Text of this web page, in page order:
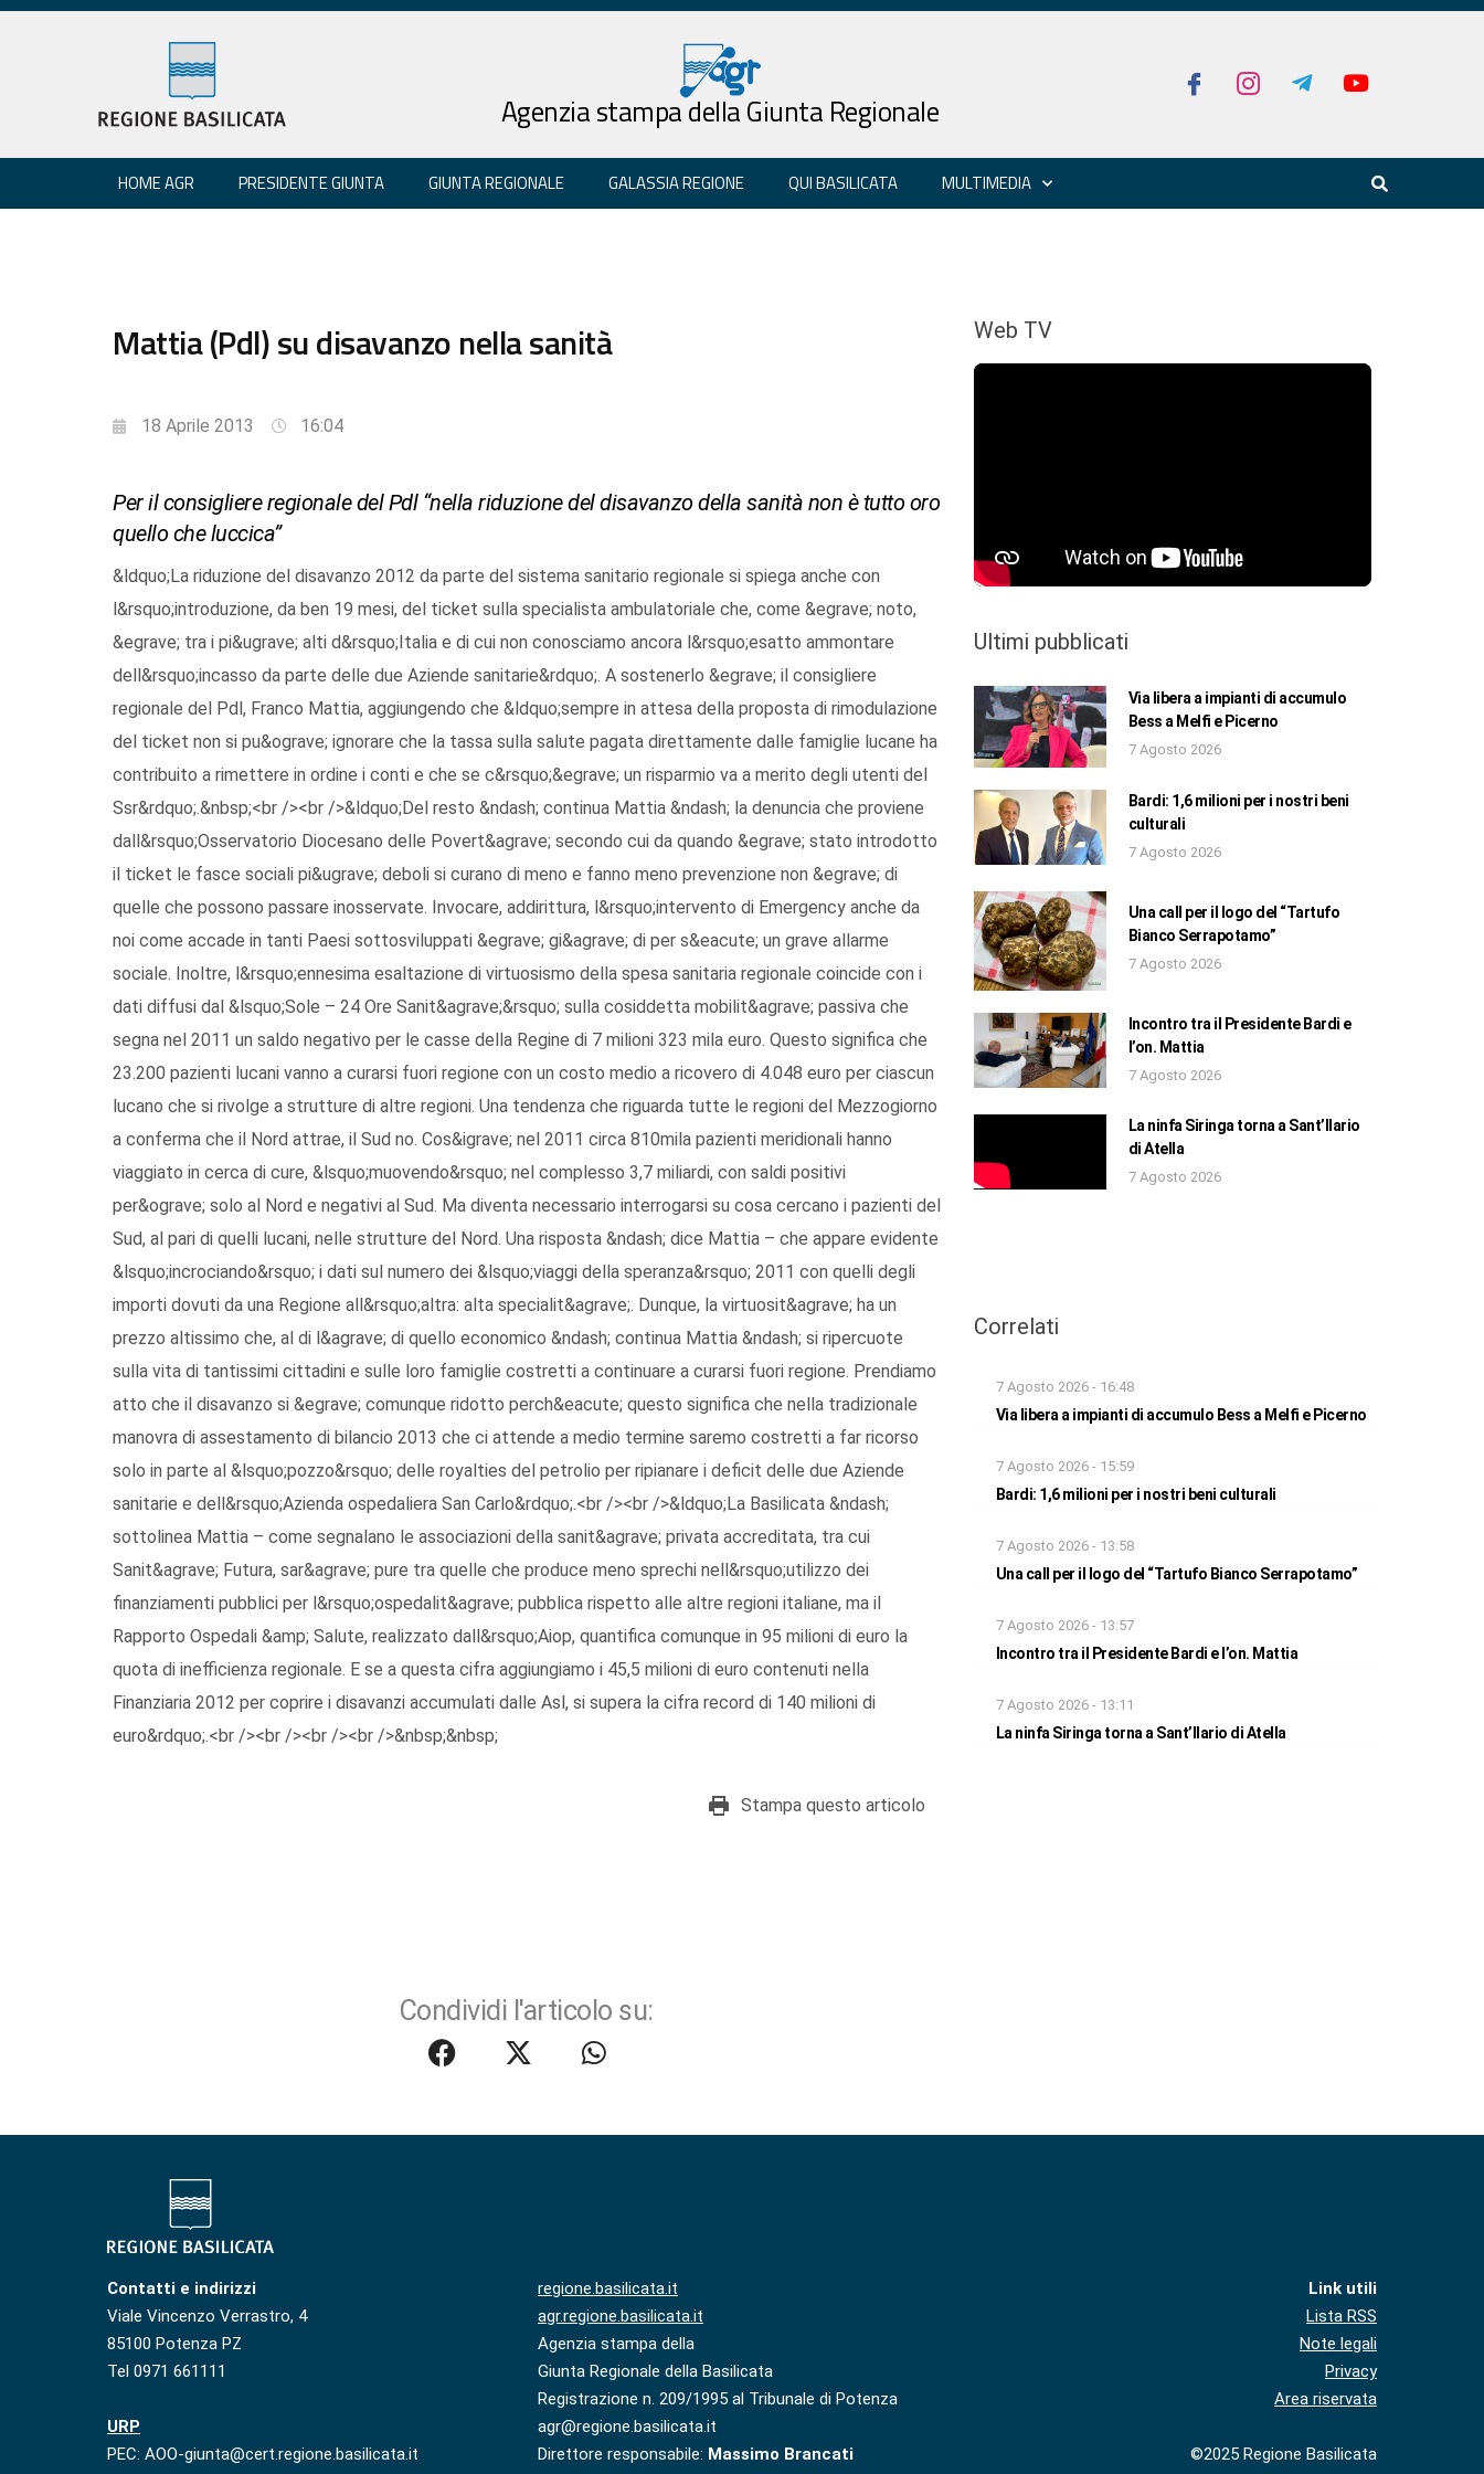
Agenzia stampa della Giunta Regionale
HOME AGR PRESIDENTE GIUNTA GIUNTA REGIONALE GALASSIA REGIONE QUI BASILICATA MULTIMEDIA
Mattia (Pdl) su disavanzo nella sanità
18 Aprile 2013 16:04
Per il consigliere regionale del Pdl “nella riduzione del disavanzo della sanità non è tutto oro
quello che luccica”
&ldquo;La riduzione del disavanzo 2012 da parte del sistema sanitario regionale si spiega anche con
l&rsquo;introduzione, da ben 19 mesi, del ticket sulla specialista ambulatoriale che, come &egrave; noto,
&egrave; tra i pi&ugrave; alti d&rsquo;Italia e di cui non conosciamo ancora l&rsquo;esatto ammontare
dell&rsquo;incasso da parte delle due Aziende sanitarie&rdquo;. A sostenerlo &egrave; il consigliere
regionale del Pdl, Franco Mattia, aggiungendo che &ldquo;sempre in attesa della proposta di rimodulazione
del ticket non si pu&ograve; ignorare che la tassa sulla salute pagata direttamente dalle famiglie lucane ha
contribuito a rimettere in ordine i conti e che se c&rsquo;&egrave; un risparmio va a merito degli utenti del
Ssr&rdquo;.&nbsp;<br /><br />&ldquo;Del resto &ndash; continua Mattia &ndash; la denuncia che proviene
dall&rsquo;Osservatorio Diocesano delle Povert&agrave; secondo cui da quando &egrave; stato introdotto
il ticket le fasce sociali pi&ugrave; deboli si curano di meno e fanno meno prevenzione non &egrave; di
quelle che possono passare inosservate. Invocare, addirittura, l&rsquo;intervento di Emergency anche da
noi come accade in tanti Paesi sottosviluppati &egrave; gi&agrave; di per s&eacute; un grave allarme
sociale. Inoltre, l&rsquo;ennesima esaltazione di virtuosismo della spesa sanitaria regionale coincide con i
dati diffusi dal &lsquo;Sole – 24 Ore Sanit&agrave;&rsquo; sulla cosiddetta mobilit&agrave; passiva che
segna nel 2011 un saldo negativo per le casse della Regine di 7 milioni 323 mila euro. Questo significa che
23.200 pazienti lucani vanno a curarsi fuori regione con un costo medio a ricovero di 4.048 euro per ciascun
lucano che si rivolge a strutture di altre regioni. Una tendenza che riguarda tutte le regioni del Mezzogiorno
a conferma che il Nord attrae, il Sud no. Cos&igrave; nel 2011 circa 810mila pazienti meridionali hanno
viaggiato in cerca di cure, &lsquo;muovendo&rsquo; nel complesso 3,7 miliardi, con saldi positivi
per&ograve; solo al Nord e negativi al Sud. Ma diventa necessario interrogarsi su cosa cercano i pazienti del
Sud, al pari di quelli lucani, nelle strutture del Nord. Una risposta &ndash; dice Mattia – che appare evidente
&lsquo;incrociando&rsquo; i dati sul numero dei &lsquo;viaggi della speranza&rsquo; 2011 con quelli degli
importi dovuti da una Regione all&rsquo;altra: alta specialit&agrave;. Dunque, la virtuosit&agrave; ha un
prezzo altissimo che, al di l&agrave; di quello economico &ndash; continua Mattia &ndash; si ripercuote
sulla vita di tantissimi cittadini e sulle loro famiglie costretti a continuare a curarsi fuori regione. Prendiamo
atto che il disavanzo si &egrave; comunque ridotto perch&eacute; questo significa che nella tradizionale
manovra di assestamento di bilancio 2013 che ci attende a medio termine saremo costretti a far ricorso
solo in parte al &lsquo;pozzo&rsquo; delle royalties del petrolio per ripianare i deficit delle due Aziende
sanitarie e dell&rsquo;Azienda ospedaliera San Carlo&rdquo;.<br /><br />&ldquo;La Basilicata &ndash;
sottolinea Mattia – come segnalano le associazioni della sanit&agrave; privata accreditata, tra cui
Sanit&agrave; Futura, sar&agrave; pure tra quelle che produce meno sprechi nell&rsquo;utilizzo dei
finanziamenti pubblici per l&rsquo;ospedalit&agrave; pubblica rispetto alle altre regioni italiane, ma il
Rapporto Ospedali &amp; Salute, realizzato dall&rsquo;Aiop, quantifica comunque in 95 milioni di euro la
quota di inefficienza regionale. E se a questa cifra aggiungiamo i 45,5 milioni di euro contenuti nella
Finanziaria 2012 per coprire i disavanzi accumulati dalle Asl, si supera la cifra record di 140 milioni di
euro&rdquo;.<br /><br /><br /><br />&nbsp;&nbsp;
Stampa questo articolo
Condividi l'articolo su:
Web TV
Ultimi pubblicati
Via libera a impianti di accumulo
Bess a Melfi e Picerno
7 Agosto 2026
Bardi: 1,6 milioni per i nostri beni
culturali
7 Agosto 2026
Una call per il logo del “Tartufo
Bianco Serrapotamo”
7 Agosto 2026
Incontro tra il Presidente Bardi e
l’on. Mattia
7 Agosto 2026
La ninfa Siringa torna a Sant’Ilario
di Atella
7 Agosto 2026
Correlati
7 Agosto 2026 - 16:48
Via libera a impianti di accumulo Bess a Melfi e Picerno
7 Agosto 2026 - 15:59
Bardi: 1,6 milioni per i nostri beni culturali
7 Agosto 2026 - 13:58
Una call per il logo del “Tartufo Bianco Serrapotamo”
7 Agosto 2026 - 13:57
Incontro tra il Presidente Bardi e l’on. Mattia
7 Agosto 2026 - 13:11
La ninfa Siringa torna a Sant’Ilario di Atella
Contatti e indirizzi
Viale Vincenzo Verrastro, 4
85100 Potenza PZ
Tel 0971 661111
URP
PEC: AOO-giunta@cert.regione.basilicata.it
regione.basilicata.it
agr.regione.basilicata.it
Agenzia stampa della
Giunta Regionale della Basilicata
Registrazione n. 209/1995 al Tribunale di Potenza
agr@regione.basilicata.it
Direttore responsabile: Massimo Brancati
Link utili
Lista RSS
Note legali
Privacy
Area riservata
©2025 Regione Basilicata